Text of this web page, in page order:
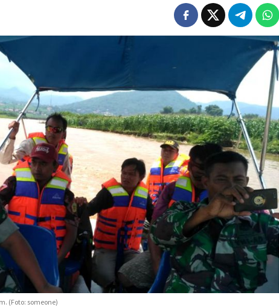
(Foto: someone)